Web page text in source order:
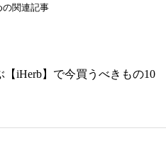
の関連記事
【iHerb】で今買うべきもの10